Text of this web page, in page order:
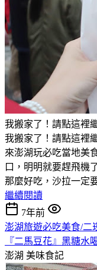
我搬家了！請點這裡
我搬家了！請點這裡
來澎湖玩必吃當地美
口，明明就要趕飛機
那麼好吃，沙拉一定
繼續閱讀
7年前
澎湖旅遊必吃美食/二
『二馬豆花』黑糖水
澎湖 美味食記